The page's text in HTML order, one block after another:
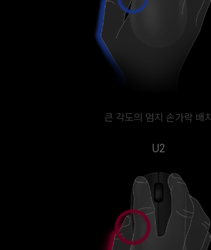
큰 각도의 엄지 손가락 배치
U2